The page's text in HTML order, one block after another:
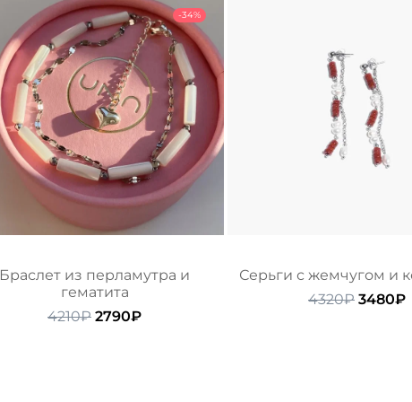
-34%
Браслет из перламутра и
гематита
4210₽ Первоначальная
2790₽Текущая
Серьги с жемчугом и
4320₽ 3480₽